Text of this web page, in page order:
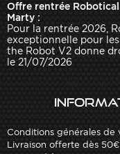
Offre rentrée
Marty :
Pour la rentrée 2026,
exceptionnelle pour
the Robot V2 donne
le 21/07/2026
Conditions générales de
Livraison offerte dès